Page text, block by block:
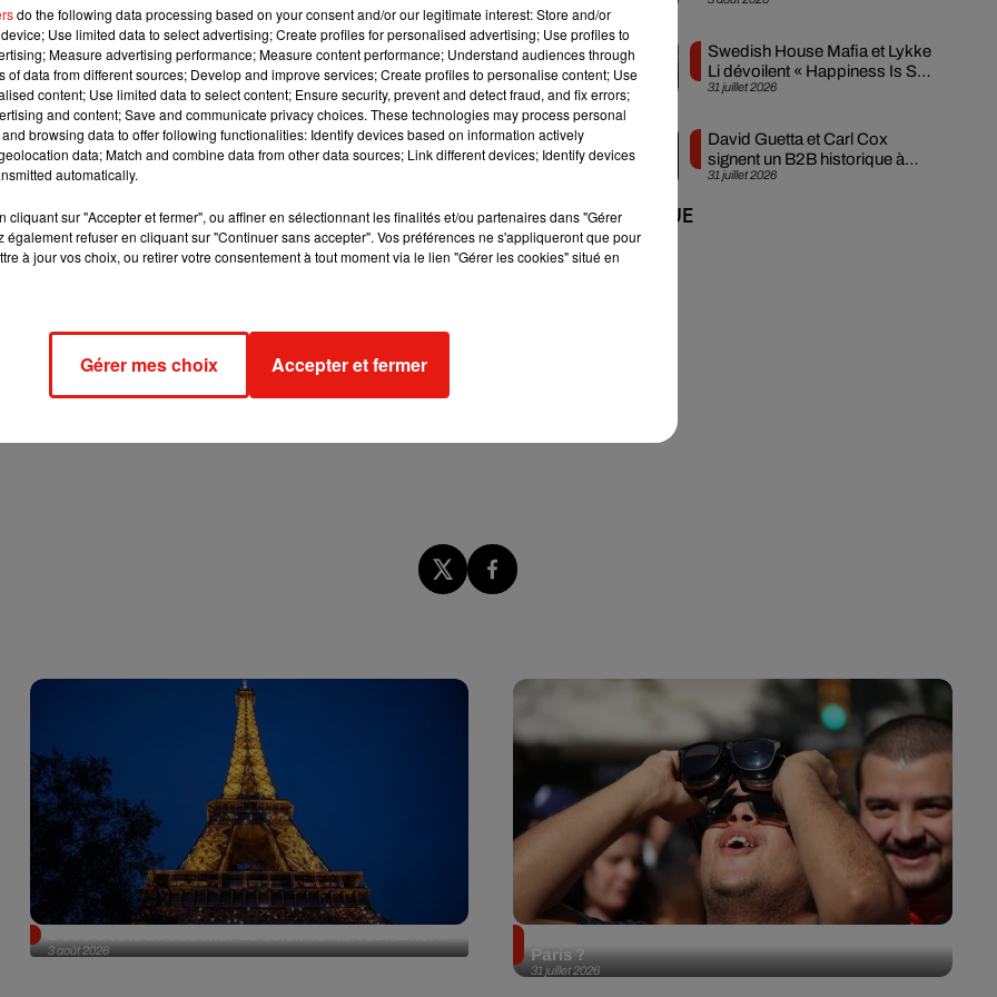
et prendre la fuite. Une enquête a été ouverte.
de l’enseigne Gifi a été victime mercredi soir d’un vol en
: 100.000€ !
de son fils pour ‘’harcèlement moral’’. A St-Germain-en-
a tenté de mettre fin à ses jours vendredi dernier.
mais aussi Orly et Le Bourget !
? Un exercice militaire aérien de l’OTAN prévu de longue
été prévu sur cette plage horaire.
jours place de la Concorde. Rendez-vous jusqu’à 18H
31 juillet 2026
Swedish House Mafia et Lykke
Li dévoilent « Happiness Is So
Sad »
31 juillet 2026
David Guetta et Carl Cox
signent un B2B historique à
Ibiza
+ DE MUSIQUE
3 août 2026
31 juillet 2026
Paris ?
do the following data processing based on your consent and/or our legitimate interest: Store and/or
Use limited data to select advertising; Create profiles for personalised advertising; Use profiles to
Measure advertising performance; Measure content performance; Understand audiences through
of data from different sources; Develop and improve services; Create profiles to personalise content; Use
content; Use limited data to select content; Ensure security, prevent and detect fraud, and fix errors;
and content; Save and communicate privacy choices. These technologies may process personal
browsing data to offer following functionalities: Identify devices based on information actively
data; Match and combine data from other data sources; Link different devices; Identify devices
automatically.
cliquant sur "Accepter et fermer", ou affiner en sélectionnant les finalités et/ou partenaires dans "Gérer
également refuser en cliquant sur "Continuer sans accepter". Vos préférences ne s'appliqueront que pour
à jour vos choix, ou retirer votre consentement à tout moment via le lien "Gérer les cookies" situé en
Gérer mes choix Accepter et fermer